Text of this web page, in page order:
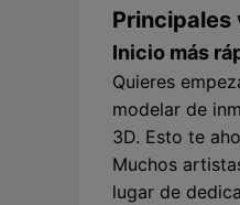
Principales
Inicio más
Quieres
modelar de
3D. Esto te
Muchos
lugar de